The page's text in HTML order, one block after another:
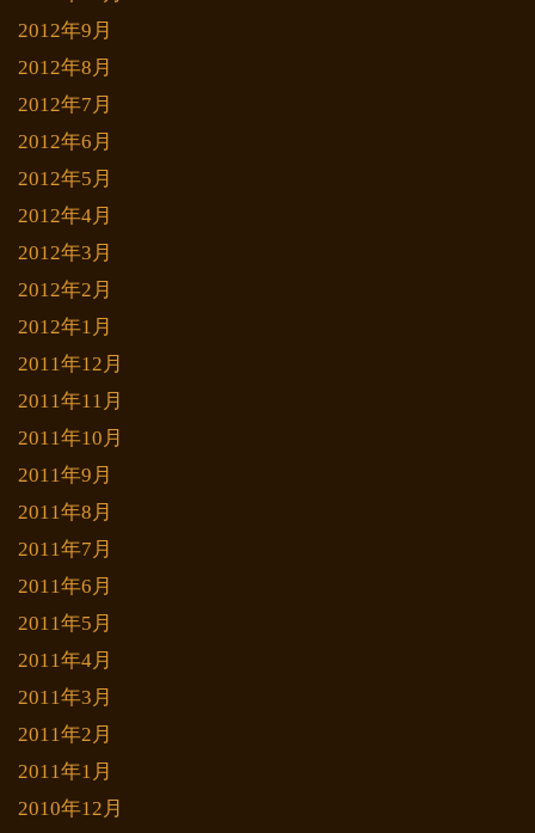
2012年9月
2012年8月
2012年7月
2012年6月
2012年5月
2012年4月
2012年3月
2012年2月
2012年1月
2011年12月
2011年11月
2011年10月
2011年9月
2011年8月
2011年7月
2011年6月
2011年5月
2011年4月
2011年3月
2011年2月
2011年1月
2010年12月